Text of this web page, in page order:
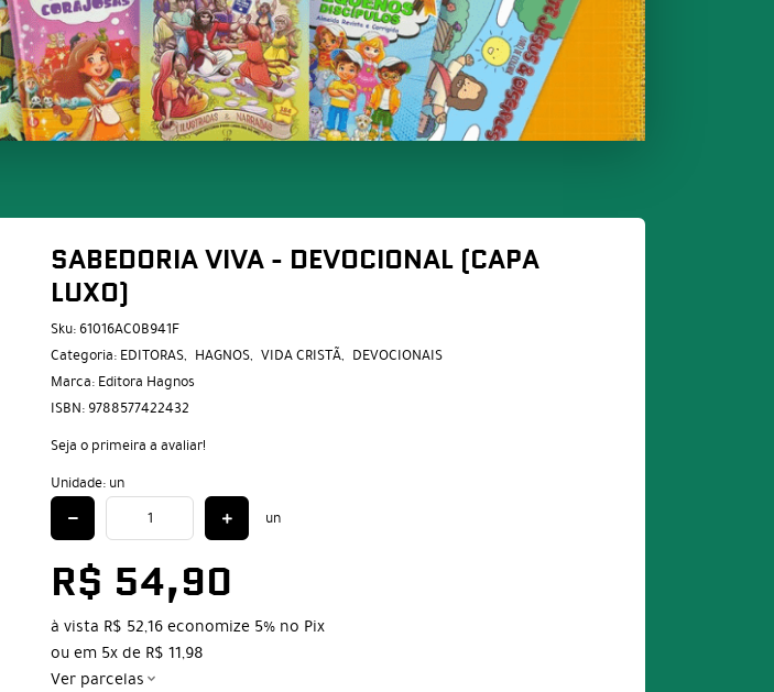
SABEDORIA VIVA - DEVOCIONAL (CAPA
LUXO)
Sku: 61016AC0B941F
Categoria: EDITORAS HAGNOS VIDA CRISTÃ DEVOCIONAIS
Marca: Editora Hagnos
ISBN: 9788577422432
Seja o primeira a avaliar!
Unidade: un
un
R$ 54,90
à vista R$ 52,16economize 5% no Pix
ou em 5xde R$ 11,98
Ver parcelas